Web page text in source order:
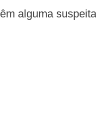
alguma